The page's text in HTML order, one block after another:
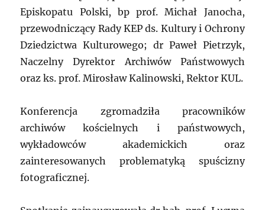
Episkopatu Polski, bp prof. Michał Janocha,
przewodniczący Rady KEP ds. Kultury i Ochrony
Dziedzictwa Kulturowego; dr Paweł Pietrzyk,
Naczelny Dyrektor Archiwów Państwowych
oraz ks. prof. Mirosław Kalinowski, Rektor KUL.
Konferencja zgromadziła pracowników
archiwów kościelnych i państwowych,
wykładowców akademickich oraz
zainteresowanych problematyką spuścizny
fotograficznej.